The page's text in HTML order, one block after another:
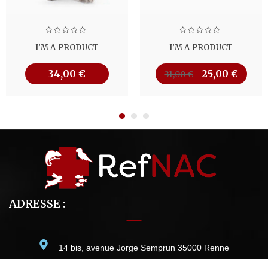
I’M A PRODUCT
34,00 €
I’M A PRODUCT
31,00€ 25,00 €
ADRESSE :
14 bis, avenue Jorge Semprun 35000 Renne